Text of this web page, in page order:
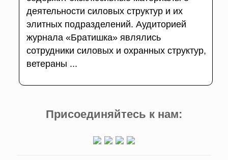
деятельности силовых структур и их
элитных подразделений. Аудиторией
журнала «Братишка» являлись
сотрудники силовых и охранных структур,
ветераны ...
Присоединяйтесь к нам: